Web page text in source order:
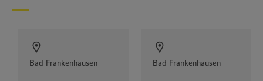
Bad Frankenhausen Bad Frankenhausen